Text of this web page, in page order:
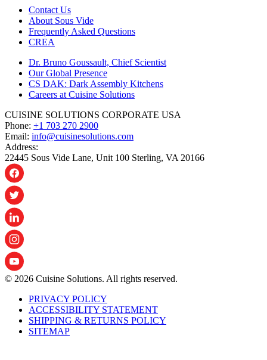
Contact Us
About Sous Vide
Frequently Asked Questions
CREA
Dr. Bruno Goussault, Chief Scientist
Our Global Presence
CS DAK: Dark Assembly Kitchens
Careers at Cuisine Solutions
CUISINE SOLUTIONS CORPORATE USA
Phone: +1 703 270 2900
Email: info@cuisinesolutions.com
Address:
22445 Sous Vide Lane, Unit 100 Sterling, VA 20166
© 2026 Cuisine Solutions. All rights reserved.
PRIVACY POLICY
ACCESSIBILITY STATEMENT
SHIPPING & RETURNS POLICY
SITEMAP